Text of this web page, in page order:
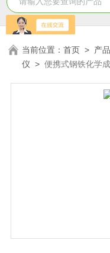
当前位置：首页 > 产
仪 >便携式钢铁化学